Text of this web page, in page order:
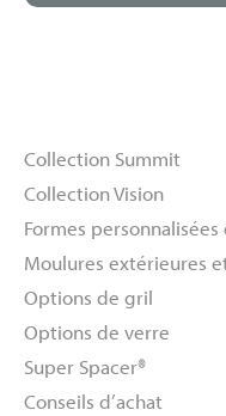
Collection Summit
Collection Vision
Formes
Moulures extérieures
Options de gril
Options de verre
Super Spacer®
Conseils d’achat